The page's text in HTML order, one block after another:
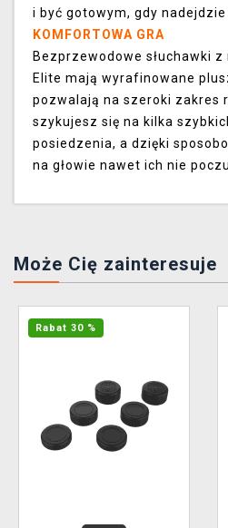
i być gotowym, gdy
KOMFORTOWA GRA
Bezprzewodowe słuchawki z
Elite mają wyrafinowane
pozwalają na szeroki zakres
szykujesz się na kilka
posiedzenia, a dzięki
na głowie nawet ich nie
Może Cię zainteresuje
Rabat 30 %